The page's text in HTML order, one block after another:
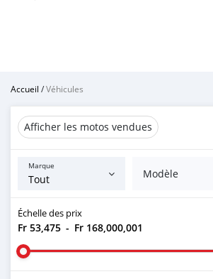
Accueil /Véhicules
Afficher les motos vendues
Marque
Modèle
Échelle des prix
Fr 53,475 - Fr 168,000,001